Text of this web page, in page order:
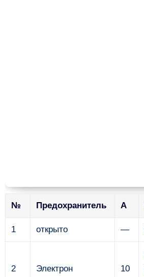
№ Предохранитель А
1 открыто —
2 Электрон 10